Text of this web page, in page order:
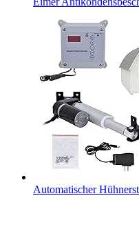
Automatischer